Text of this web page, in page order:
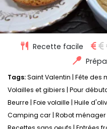
Recette facile
Tags:Saint Valentin Fête des
Volailles et gibiers Pour
Beurre Foie volaille Huile
Camping car Robot ménager